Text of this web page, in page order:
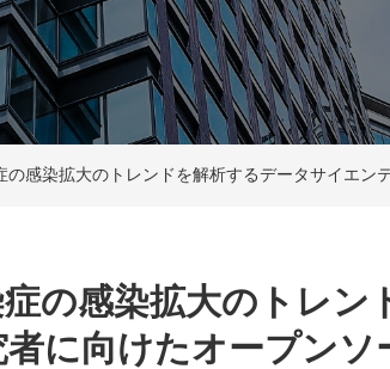
感染拡大のトレンドを解析するデータサイエ
の感染拡大のトレン
に向けたオープンソ